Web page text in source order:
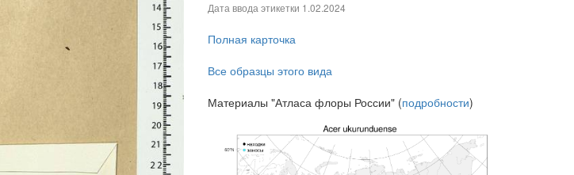
Дата ввода этикетки 1.02.2024
Полная карточка
Все образцы этого вида
Материалы "Атласа флоры России" (подробности)